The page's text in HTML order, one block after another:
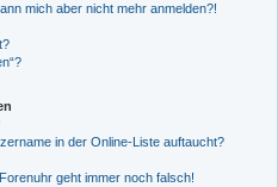
mich aber nicht mehr anmelden?!
in der Online-Liste auftaucht?
geht immer noch falsch!